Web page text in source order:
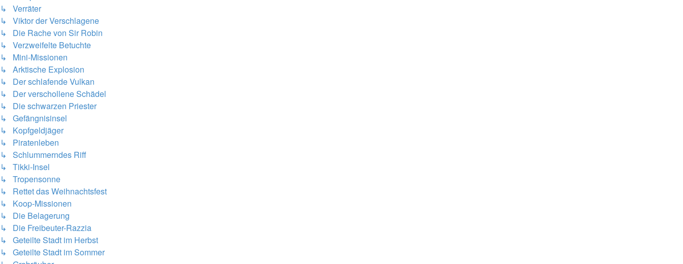
↳ Verräter
↳ Viktor der Verschlagene
↳ Die Rache von Sir Robin
↳ Verzweifelte Betuchte
↳ Mini-Missionen
↳ Arktische Explosion
↳ Der schlafende Vulkan
↳ Der verschollene Schädel
↳ Die schwarzen Priester
↳ Gefängnisinsel
↳ Kopfgeldjäger
↳ Piratenleben
↳ Schlummerndes Riff
↳ Tikki-Insel
↳ Tropensonne
↳ Rettet das Weihnachtsfest
↳ Koop-Missionen
↳ Die Belagerung
↳ Die Freibeuter-Razzia
↳ Geteilte Stadt im Herbst
↳ Geteilte Stadt im Sommer